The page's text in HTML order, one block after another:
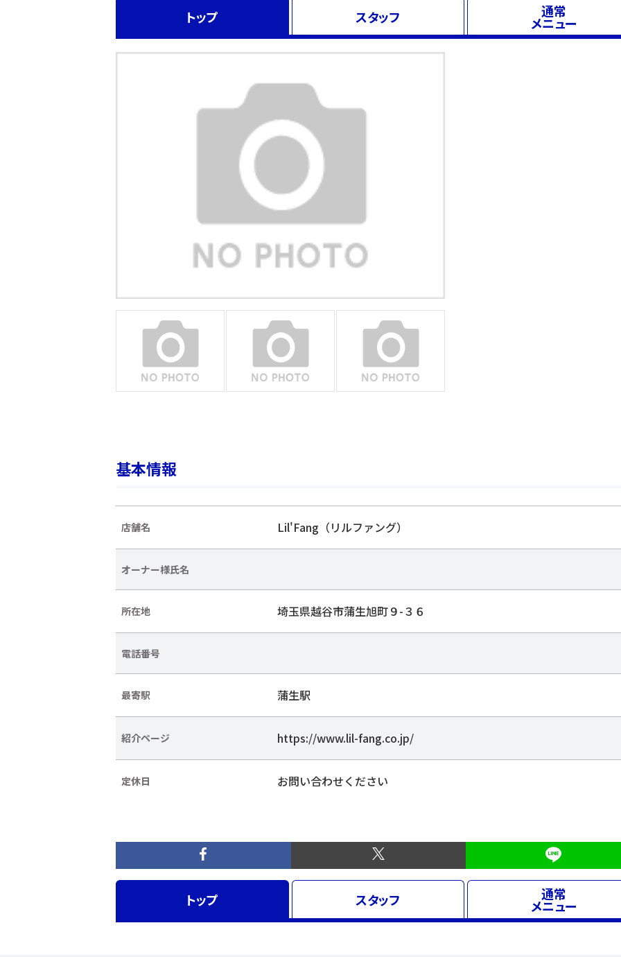
トップ スタッフ 通常
メニュー
基本情報
店舗名 Lil'Fang（リルファング）
オーナー様氏名
所在地 埼玉県越谷市蒲生旭町９-３６
電話番号
最寄駅 蒲生駅
紹介ページ https://www.lil-fang.co.jp/
定休日 お問い合わせください
トップ スタッフ 通常
メニュー